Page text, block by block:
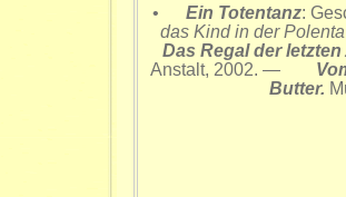
• Ein Totentanz:
das Kind in der
Das Regal der
Anstalt, 2002. —
Butter.